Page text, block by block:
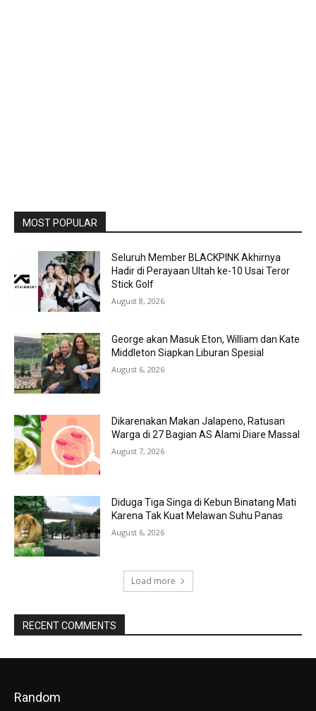
MOST POPULAR
Seluruh Member BLACKPINK Akhirnya
Hadir di Perayaan Ultah ke-10 Usai Teror
Stick Golf
August 8, 2026
George akan Masuk Eton, William dan Kate
Middleton Siapkan Liburan Spesial
August 6, 2026
Dikarenakan Makan Jalapeno, Ratusan
Warga di 27 Bagian AS Alami Diare Massal
August 7, 2026
Diduga Tiga Singa di Kebun Binatang Mati
Karena Tak Kuat Melawan Suhu Panas
August 6, 2026
Load more
RECENT COMMENTS
Random